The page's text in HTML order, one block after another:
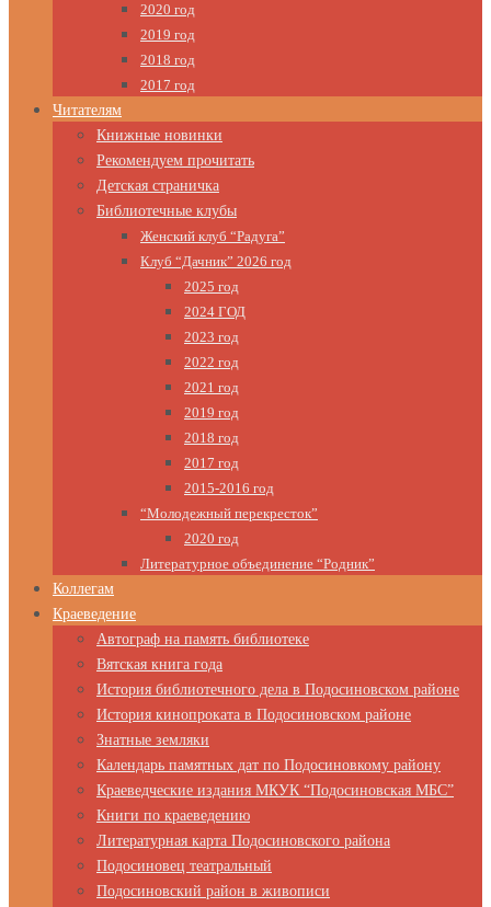
2020 год
2019 год
2018 год
2017 год
Читателям
Книжные новинки
Рекомендуем прочитать
Детская страничка
Библиотечные клубы
Женский клуб “Радуга”
Клуб “Дачник” 2026 год
2025 год
2024 ГОД
2023 год
2022 год
2021 год
2019 год
2018 год
2017 год
2015-2016 год
“Молодежный перекресток”
2020 год
Литературное объединение “Родник”
Коллегам
Краеведение
Автограф на память библиотеке
Вятская книга года
История библиотечного дела в Подосиновском районе
История кинопроката в Подосиновском районе
Знатные земляки
Календарь памятных дат по Подосиновкому району
Краеведческие издания МКУК “Подосиновская МБС”
Книги по краеведению
Литературная карта Подосиновского района
Подосиновец театральный
Подосиновский район в живописи